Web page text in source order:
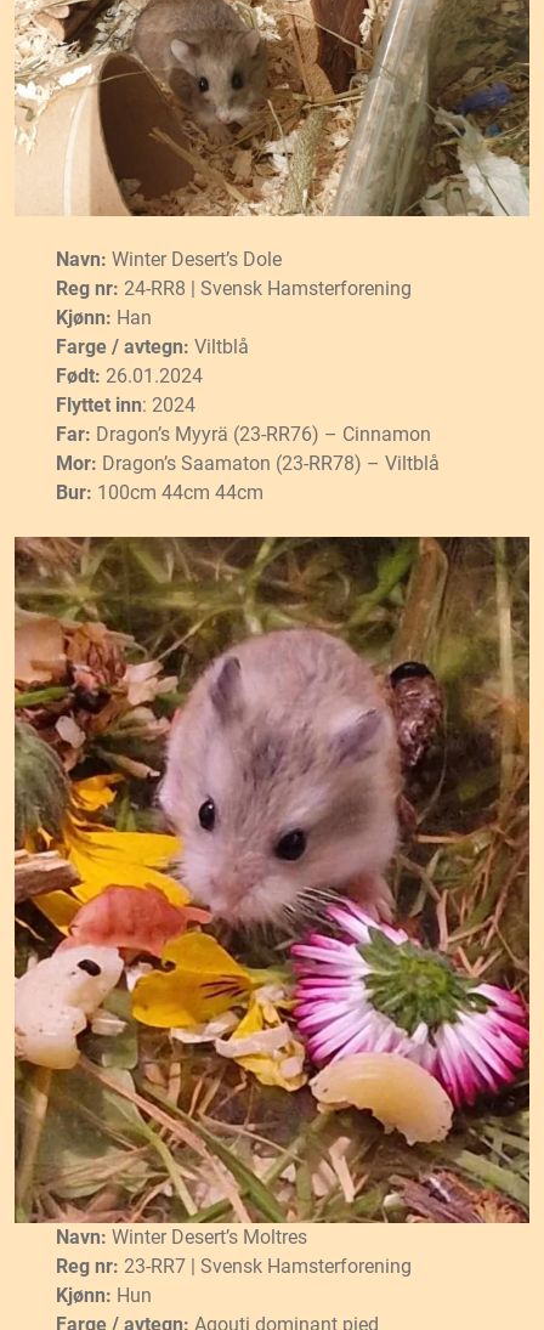
Navn: Winter Desert’s Dole
Reg nr: 24-RR8 | Svensk Hamsterforening
Kjønn: Han
Farge / avtegn: Viltblå
Født: 26.01.2024
Flyttet inn: 2024
Far: Dragon’s Myyrä (23-RR76) – Cinnamon
Mor: Dragon’s Saamaton (23-RR78) – Viltblå
Bur: 100cm 44cm 44cm
Navn: Winter Desert’s Moltres
Reg nr: 23-RR7 | Svensk Hamsterforening
Kjønn: Hun
Farge / avtegn: Agouti dominant pied